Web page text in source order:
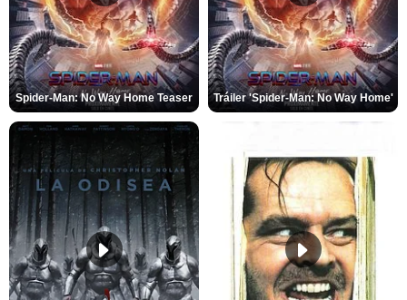
Spider-Man: No Way Home Teaser Tráiler 'Spider-Man: No Way Home'